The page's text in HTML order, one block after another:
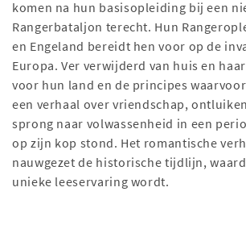
komen na hun basisopleiding bij een
Rangerbataljon terecht. Hun
en Engeland bereidt hen voor op de
Europa. Ver verwijderd van huis en
voor hun land en de principes
een verhaal over vriendschap,
sprong naar volwassenheid in een
op zijn kop stond. Het romantische
nauwgezet de historische tijdlijn,
unieke leeservaring wordt.